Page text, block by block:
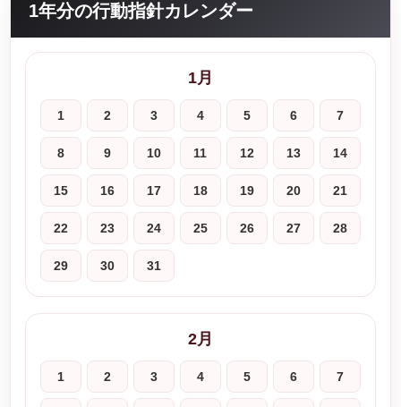
1年分の行動指針カレンダー
1月
1 2 3 4 5 6 7
8 9 10 11 12 13 14
15 16 17 18 19 20 21
22 23 24 25 26 27 28
29 30 31
2月
1 2 3 4 5 6 7